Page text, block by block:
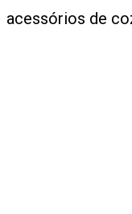
acessórios de